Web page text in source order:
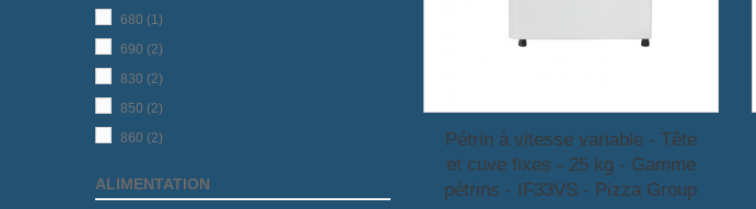
680 (1)
690 (2)
830 (2)
850 (2)
860 (2)
ALIMENTATION
Pétrin à vitesse variable - Tête
et cuve fixes - 25 kg - Gamme
pétrins - IF33VS - Pizza Group